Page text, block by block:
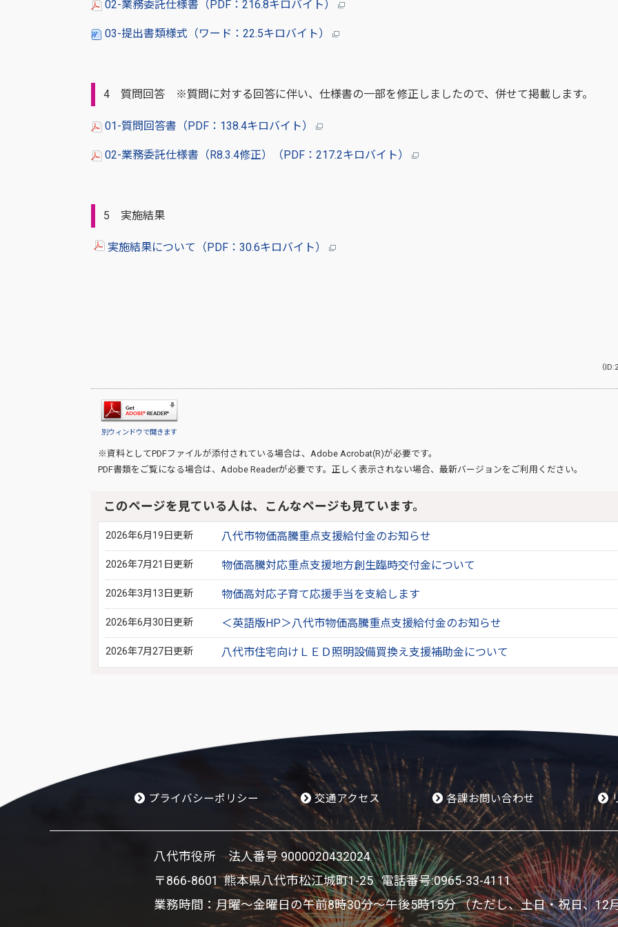
02-業務委託仕様書（PDF：216.8キロバイト）
03-提出書類様式（ワード：22.5キロバイト）
4 質問回答 ※質問に対する回答に伴い、仕様書の一部を修正しましたので、併せて掲載します。
01-質問回答書（PDF：138.4キロバイト）
02-業務委託仕様書（R8.3.4修正）（PDF：217.2キロバイト）
5 実施結果
実施結果について（PDF：30.6キロバイト）
（
別ウィンドウで開きます
※資料としてPDFファイルが添付されている場合は、 Adobe Acrobat(R)が必要です。
PDF書類をご覧になる場合は、 Adobe Readerが必要です。正しく表示されない場合、最新バージョンをご利用ください。
このページを見ている人は、こんなページも見ています。
2026年6月19日更新 八代市物価高騰重点支援給付金のお知らせ
2026年7月21日更新 物価高騰対応重点支援地方創生臨時交付金について
2026年3月13日更新 物価高対応子育て応援手当を支給します
2026年6月30日更新 ＜英語版HP＞八代市物価高騰重点支援給付金のお知らせ
2026年7月27日更新 八代市住宅向けＬＥＤ照明設備買換え支援補助金について
プライバシーポリシー 交通アクセス 各課お問い合わせ
八代市役所 法人番号 9000020432024
〒866-8601 熊本県八代市松江城町1-25 電話番号:0965-33-4111
業務時間：月曜～金曜日の午前8時30分～午後5時15分 （ただし、土日・祝日、12